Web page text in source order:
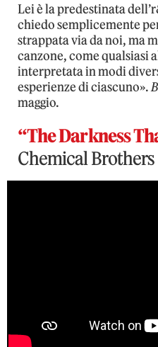
Lei è la predestinata
chiedo semplicemente
strappata via da noi, ma
canzone, come qualsiasi
interpretata in modi
esperienze di ciascuno».
maggio.
“The Darkness
Chemical Brothers